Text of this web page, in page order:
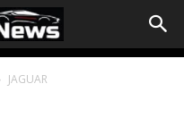
JAGUAR